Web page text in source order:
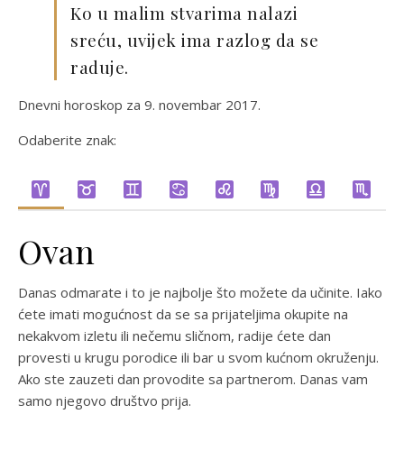
Ko u malim stvarima nalazi
sreću, uvijek ima razlog da se
raduje.
Dnevni horoskop za 9. novembar 2017.
Odaberite znak:
Ovan
Danas odmarate i to je najbolje što možete da učinite. Iako
ćete imati mogućnost da se sa prijateljima okupite na
nekakvom izletu ili nečemu sličnom, radije ćete dan
provesti u krugu porodice ili bar u svom kućnom okruženju.
Ako ste zauzeti dan provodite sa partnerom. Danas vam
samo njegovo društvo prija.